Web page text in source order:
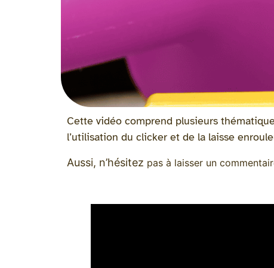
Cette vidéo comprend plusieurs
l’utilisation du clicker et de la laisse
Aussi, n’hésitez pas à laisser un